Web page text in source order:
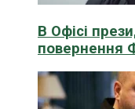
В Офісі
повернення